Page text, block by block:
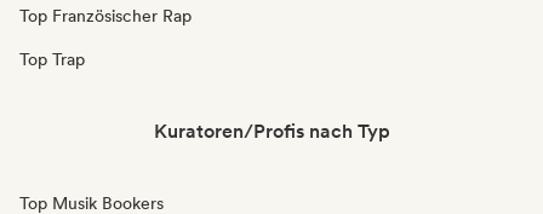
Top Französischer Rap
Top Trap
Kuratoren/Profis nach Typ
Top Musik Bookers